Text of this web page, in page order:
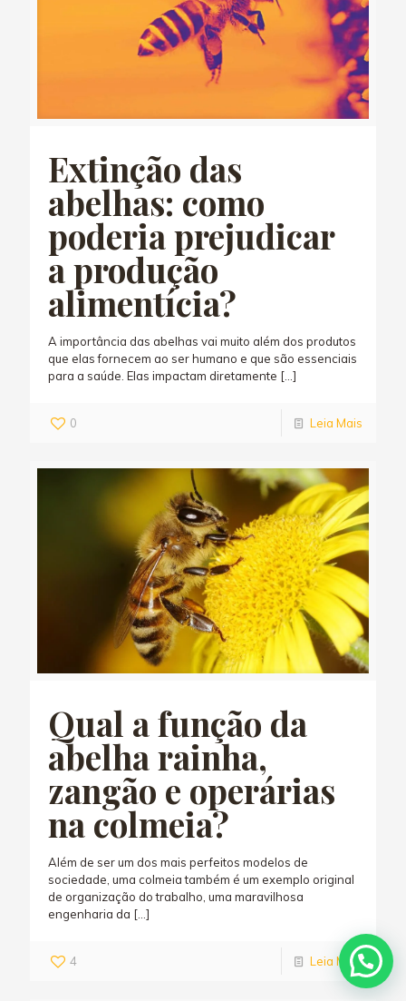
Extinção das
abelhas: como
poderia prejudicar
a produção
alimentícia?
A importância das abelhas vai muito além dos produtos
que elas fornecem ao ser humano e que são essenciais
para a saúde. Elas impactam diretamente […]
0 Leia Mais
Qual a função da
abelha rainha,
zangão e operárias
na colmeia?
Além de ser um dos mais perfeitos modelos de
sociedade, uma colmeia também é um exemplo original
de organização do trabalho, uma maravilhosa
engenharia da […]
4 Leia Mais